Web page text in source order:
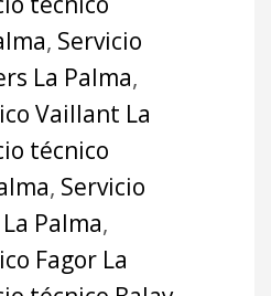
, Servicio
La Palma,
Vaillant La
técnico
, Servicio
Palma,
Fagor La